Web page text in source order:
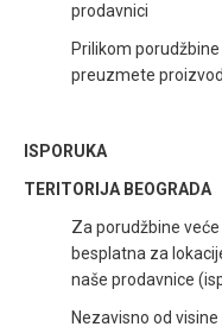
prodavnici
Prilikom
preuzmete
ISPORUKA
TERITORIJA BEOGRADA
Za porudžbine
besplatna za
naše prodavnice
Nezavisno od